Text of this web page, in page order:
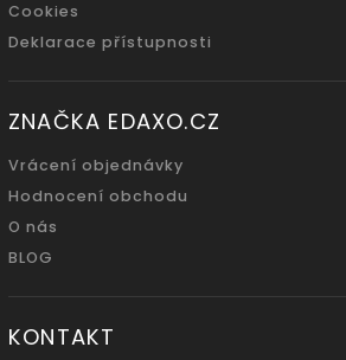
Cookies
Deklarace přístupnosti
ZNAČKA EDAXO.CZ
Vrácení objednávky
Hodnocení obchodu
O nás
BLOG
KONTAKT